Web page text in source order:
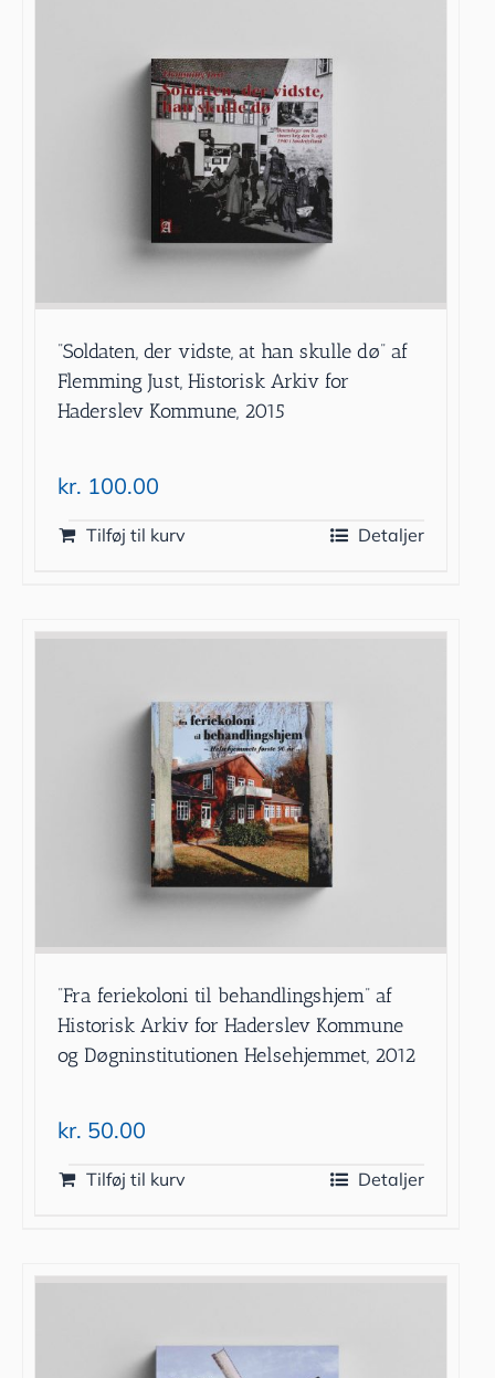
”Soldaten, der vidste, at han skulle dø” af
Flemming Just, Historisk Arkiv for
Haderslev Kommune, 2015
kr. 100.00
Tilføj til kurv Detaljer
”Fra feriekoloni til behandlingshjem” af
Historisk Arkiv for Haderslev Kommune
og Døgninstitutionen Helsehjemmet, 2012
kr. 50.00
Tilføj til kurv Detaljer